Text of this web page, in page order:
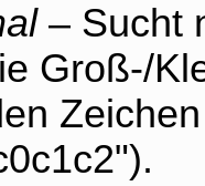
– Sucht
Groß-/